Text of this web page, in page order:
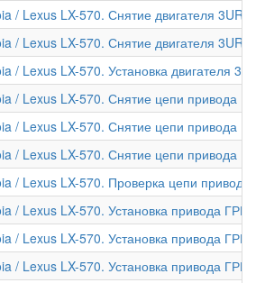
/ Lexus LX-570. Снятие двигателя 3UR-
/ Lexus LX-570. Снятие двигателя 3UR-
/ Lexus LX-570. Установка двигателя
/ Lexus LX-570. Снятие цепи привода
/ Lexus LX-570. Снятие цепи привода
/ Lexus LX-570. Снятие цепи привода
/ Lexus LX-570. Проверка цепи
/ Lexus LX-570. Установка привода ГРМ
/ Lexus LX-570. Установка привода ГРМ
/ Lexus LX-570. Установка привода ГРМ